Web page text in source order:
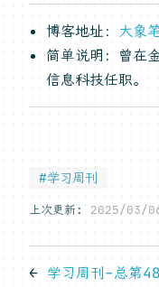
博客地址： 大象
简单说明：曾在
信息科技任职。
#学习周刊
上次更新: 2025/03/
← 学习周刊-总第